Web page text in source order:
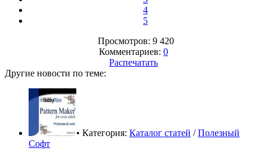
4
5
Просмотров: 9 420
Комментариев: 0
Распечатать
Другие новости по теме:
• Категория: Каталог статей /Полезный
Софт